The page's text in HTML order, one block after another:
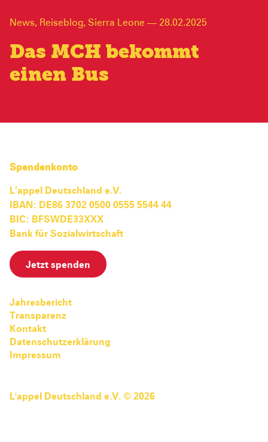
News, Reiseblog, Sierra Leone — 28.02.2025
Das MCH bekommt
einen Bus
Spendenkonto
L’appel Deutschland e.V.
IBAN: DE86 3702 0500 0555 5544 44
BIC: BFSWDE33XXX
Bank für Sozialwirtschaft
Jetzt spenden
Jahresbericht
Transparenz
Kontakt
Datenschutzerklärung
Impressum
L'appel Deutschland e.V. © 2026